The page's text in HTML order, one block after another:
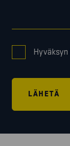
Hyväksyn